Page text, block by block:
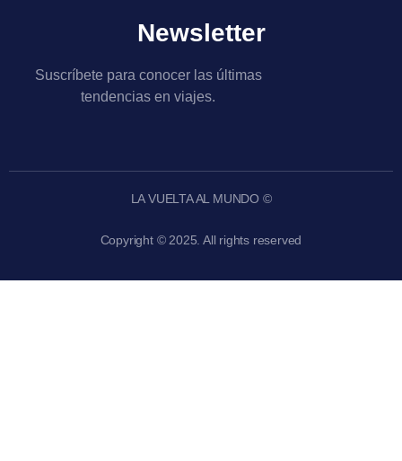
Newsletter
Suscríbete para conocer las últimas
tendencias en viajes.
LA VUELTA AL MUNDO ©
Copyright © 2025. All rights reserved